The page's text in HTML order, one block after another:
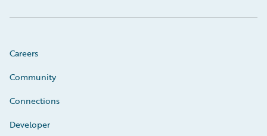
Careers
Community
Connections
Developer